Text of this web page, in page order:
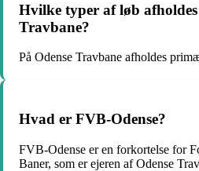
Hvilke typer af løb afholdes
Travbane?
På Odense Travbane afholdes
Hvad er FVB-Odense?
FVB-Odense er en forkortelse for
Baner, som er ejeren af Odense